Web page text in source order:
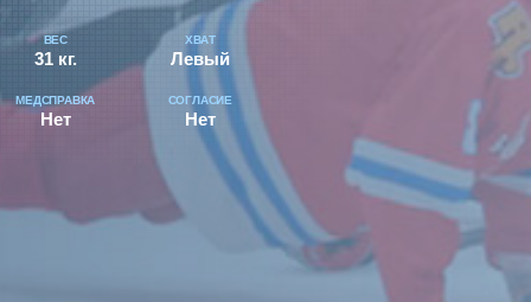
ВЕС
31 кг.
ХВАТ
Левый
МЕДСПРАВКА
Нет
СОГЛАСИЕ
Нет